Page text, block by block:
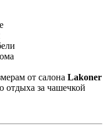
от салона Lakoner
отдыха за чашечкой